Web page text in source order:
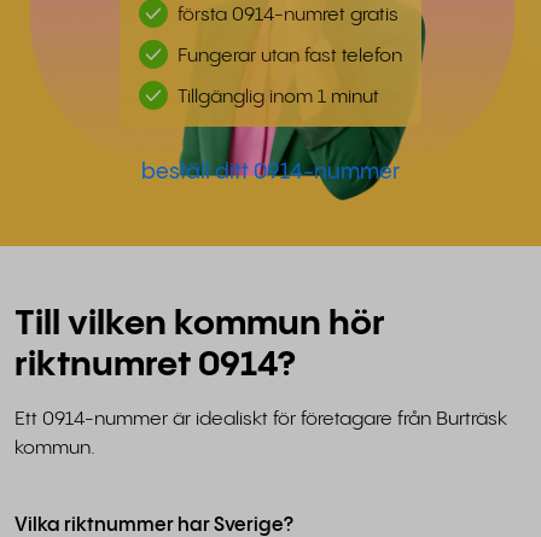
första 0914-numret gratis
Fungerar utan fast telefon
Tillgänglig inom 1 minut
beställ ditt 0914-nummer
Till vilken kommun hör
riktnumret 0914?
Ett 0914-nummer är idealiskt för företagare från Burträsk
kommun.
Vilka riktnummer har Sverige?